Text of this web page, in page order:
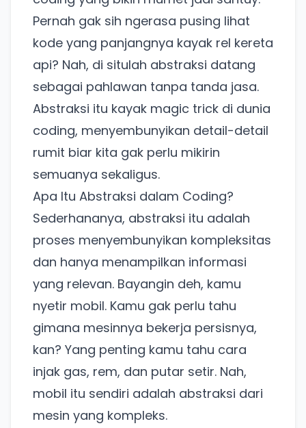
Pernah gak sih ngerasa pusing lihat
kode yang panjangnya kayak rel kereta
api? Nah, di situlah abstraksi datang
sebagai pahlawan tanpa tanda jasa.
Abstraksi itu kayak magic trick di dunia
coding, menyembunyikan detail-detail
rumit biar kita gak perlu mikirin
semuanya sekaligus.
Apa Itu Abstraksi dalam Coding?
Sederhananya, abstraksi itu adalah
proses menyembunyikan kompleksitas
dan hanya menampilkan informasi
yang relevan. Bayangin deh, kamu
nyetir mobil. Kamu gak perlu tahu
gimana mesinnya bekerja persisnya,
kan? Yang penting kamu tahu cara
injak gas, rem, dan putar setir. Nah,
mobil itu sendiri adalah abstraksi dari
mesin yang kompleks.